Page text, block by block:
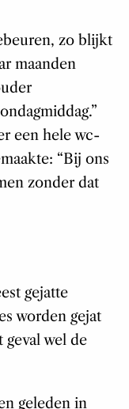
zo blijkt
maanden
een hele wc-
“Bij ons
zonder dat
gejatte
worden gejat
wel de
geleden in